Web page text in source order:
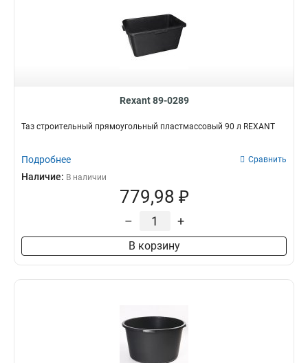
Rexant 89-0289
Таз строительный прямоугольный пластмассовый 90 л REXANT
Подробнее Сравнить
Наличие: В наличии
779,98 ₽
– +
В корзину